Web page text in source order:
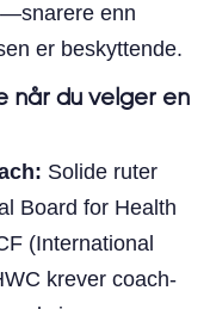
enn
er beskyttende.
når du velger en
Solide ruter
Board for Health
(International
krever coach-